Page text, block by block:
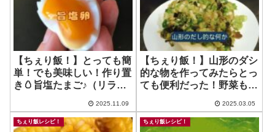
【ちぇり飯！】とっても簡
単！でも美味しい！作り置
き🥚旨塩たまご♪（リライ
2025.11.09
【ちぇり飯！】山形のダシ
的な物を作ってみたらとっ
ても便利だった！野菜もた
ってたようですw)
2025.03.05
ちぇり飯レシピ！ ちぇり飯レシピ！